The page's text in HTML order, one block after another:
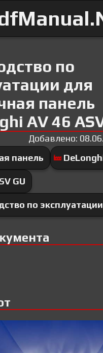
по
для
панель
AV 46
Добавлено:
панель
GU
по эксплуатации